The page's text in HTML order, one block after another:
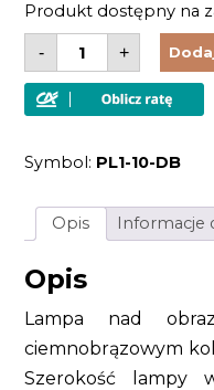
Produkt dostępny na
-
ilość
Lampa
ścienna
mała
nad
ciemny
+
Symbol: PL1-10-DB
Opis Informacje
Opis
Lampa nad
ciemnobrązowym
Szerokość lampy